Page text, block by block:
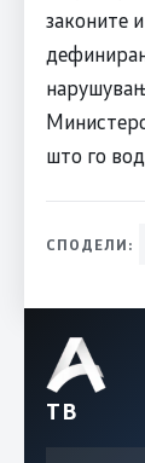
законите
што го
СПОДЕЛИ:
ТВ